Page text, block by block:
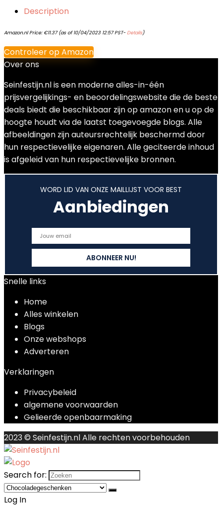
Description
Amazon.nl Price: €11.37(as of 10/04/2023 12:57 PST- Details)
Controleer op Amazon
Over ons
Seinfestijn.nl is een moderne alles-in-één
prijsvergelijkings- en beoordelingswebsite die de beste
deals biedt die beschikbaar zijn op amazon en u op de
hoogte houdt via de laatst toegevoegde blogs. Alle
afbeeldingen zijn auteursrechtelijk beschermd door
hun respectievelijke eigenaren. Alle geciteerde inhoud
is afgeleid van hun respectievelijke bronnen.
WORD LID VAN ONZE MAILLIJST VOOR BEST
Aanbiedingen
Snelle links
Home
Alles winkelen
Blogs
Onze webshops
Adverteren
Verklaringen
Privacybeleid
algemene voorwaarden
Gelieerde openbaarmaking
2023 © Seinfestijn.nl Alle rechten voorbehouden
Search for:
Log In